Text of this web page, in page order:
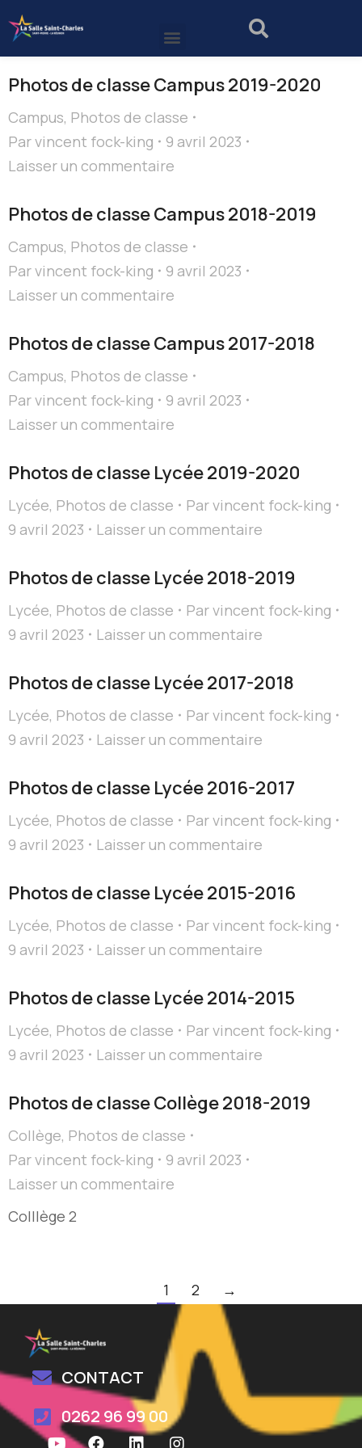
Photos de classe Campus 2019-2020
Campus, Photos de classe
Parvincent fock-king
9 avril 2023
Laisser un commentaire
Photos de classe Campus 2018-2019
Campus, Photos de classe
Parvincent fock-king
9 avril 2023
Laisser un commentaire
Photos de classe Campus 2017-2018
Campus, Photos de classe
Parvincent fock-king
9 avril 2023
Laisser un commentaire
Photos de classe Lycée 2019-2020
Lycée, Photos de classe Parvincent fock-king
9 avril 2023
Laisser un commentaire
Photos de classe Lycée 2018-2019
Lycée, Photos de classe Parvincent fock-king
9 avril 2023
Laisser un commentaire
Photos de classe Lycée 2017-2018
Lycée, Photos de classe Parvincent fock-king
9 avril 2023
Laisser un commentaire
Photos de classe Lycée 2016-2017
Lycée, Photos de classe Parvincent fock-king
9 avril 2023
Laisser un commentaire
Photos de classe Lycée 2015-2016
Lycée, Photos de classe Parvincent fock-king
9 avril 2023
Laisser un commentaire
Photos de classe Lycée 2014-2015
Lycée, Photos de classe Parvincent fock-king
9 avril 2023
Laisser un commentaire
Photos de classe Collège 2018-2019
Collège, Photos de classe
Parvincent fock-king
9 avril 2023
Laisser un commentaire
Colllège 2
1 2 →
CONTACT
0262 96 99 00